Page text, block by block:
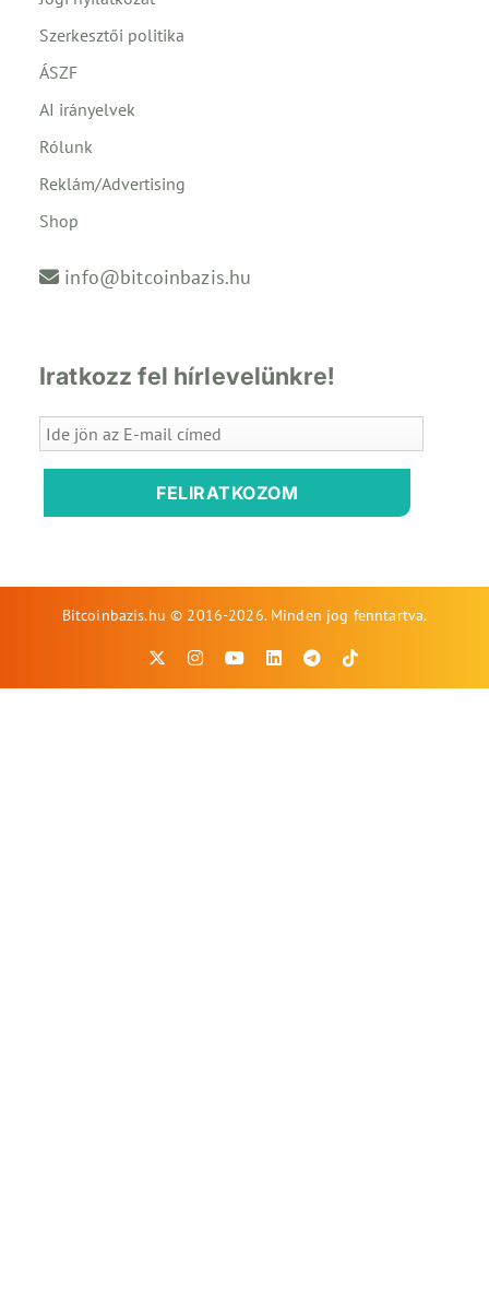
Szerkesztői politika
ÁSZF
AI irányelvek
Rólunk
Reklám/Advertising
Shop
info@bitcoinbazis.hu
Iratkozz fel hírlevelünkre!
FELIRATKOZOM
Bitcoinbazis.hu © 2016-2026. Minden jog fenntartva.